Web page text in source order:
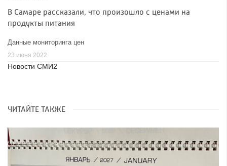
В Самаре рассказали, что произошло с ценами на
продукты питания
Данные мониторинга цен
23 июня 2022
Новости СМИ2
ЧИТАЙТЕ ТАКЖЕ